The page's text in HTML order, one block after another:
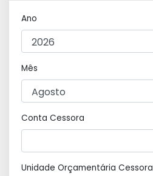
Ano
Mês
Conta Cessora
Unidade Orçamentária Cessora